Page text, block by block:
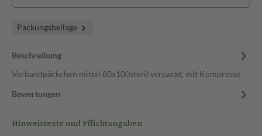
Packungsbeilage
Beschreibung
Verbandpäckchen mittel 80x100steril verpackt, mit Kompresse
Bewertungen
Hinweistexte und Pflichtangaben